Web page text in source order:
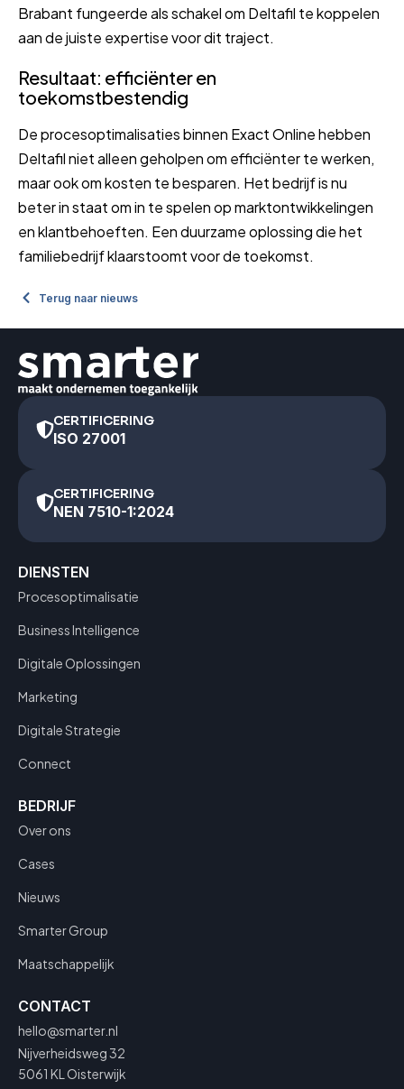
Brabant fungeerde als schakel om Deltafil te koppelen
aan de juiste expertise voor dit traject.
Resultaat: efficiënter en
toekomstbestendig
De procesoptimalisaties binnen Exact Online hebben
Deltafil niet alleen geholpen om efficiënter te werken,
maar ook om kosten te besparen. Het bedrijf is nu
beter in staat om in te spelen op marktontwikkelingen
en klantbehoeften. Een duurzame oplossing die het
familiebedrijf klaarstoomt voor de toekomst.
Terug naar nieuws
CERTIFICERING
ISO 27001
CERTIFICERING
NEN 7510-1:2024
DIENSTEN
Procesoptimalisatie
Business Intelligence
Digitale Oplossingen
Marketing
Digitale Strategie
Connect
BEDRIJF
Over ons
Cases
Nieuws
Smarter Group
Maatschappelijk
CONTACT
hello@smarter.nl
Nijverheidsweg 32
5061 KL Oisterwijk